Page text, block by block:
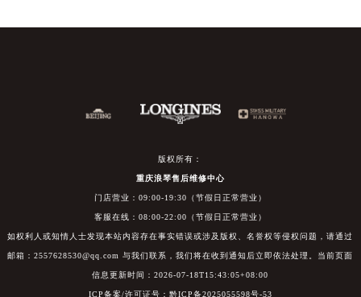
版权所有：
重庆浪琴售后维修中心
门店营业：09:00-19:30（节假日正常营业）
客服在线：08:00-22:00（节假日正常营业）
如权利人或知情人士发现本站内容存在事实错误或涉及版权、名誉权等侵权问题，请通过
邮箱：2557628530@qq.com 与我们联系，我们将在收到通知后立即依法处理。当前页面
信息更新时间：2026-07-18T15:43:05+08:00
ICP备案/许可证号：黔ICP备2025055598号-53